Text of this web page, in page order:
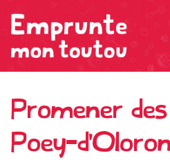
Promener
Poey-